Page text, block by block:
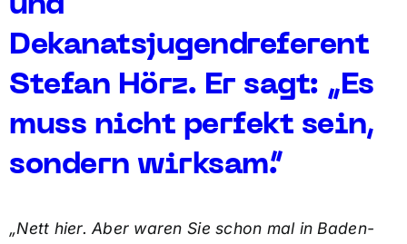
und
Dekanatsjugendreferent
Stefan Hörz. Er sagt: „Es
muss nicht perfekt sein,
sondern wirksam.“
„Nett hier. Aber waren Sie schon mal in Baden-